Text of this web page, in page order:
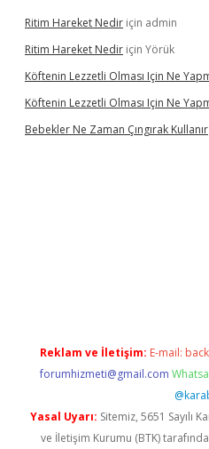
Ritim Hareket Nedir için admin
Ritim Hareket Nedir için Yörük
Köftenin Lezzetli Olması Için Ne
Köftenin Lezzetli Olması Için Ne
Bebekler Ne Zaman Çıngırak Kullanır
Reklam ve İletişim: E-mail:
forumhizmeti@gmail.com
Yasal Uyarı: Sitemiz, 5651 Sayılı
ve İletişim Kurumu (BTK)